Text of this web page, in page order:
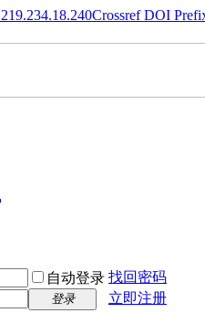
Crossref DOI
自动登录 找回密码
登录 立即注册